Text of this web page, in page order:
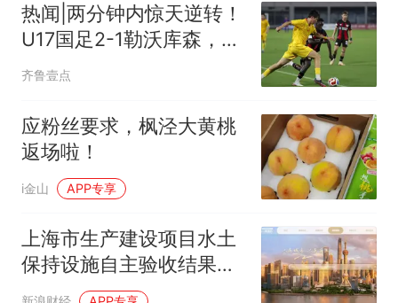
热闻|两分钟内惊天逆转！
U17国足2-1勒沃库森，三
战全胜小组头名晋级淘汰
齐鲁壹点
应粉丝要求，枫泾大黄桃
返场啦！
i金山 APP专享
上海市生产建设项目水土
保持设施自主验收结果备
案操作指引